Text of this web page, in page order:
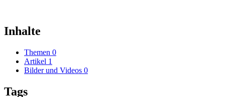
Inhalte
Themen 0
Artikel 1
Bilder und Videos 0
Tags